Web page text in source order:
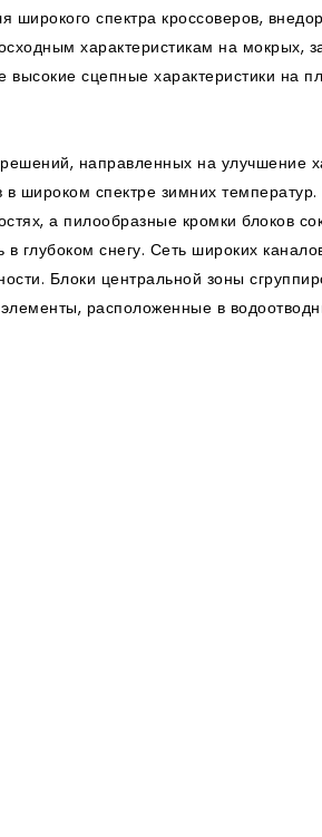
спектра кроссоверов,
характеристикам на мокрых,
сцепные характеристики на
направленных на улучшение
широком спектре зимних
а пилообразные кромки блоков
снегу. Сеть широких
Блоки центральной зоны
расположенные в